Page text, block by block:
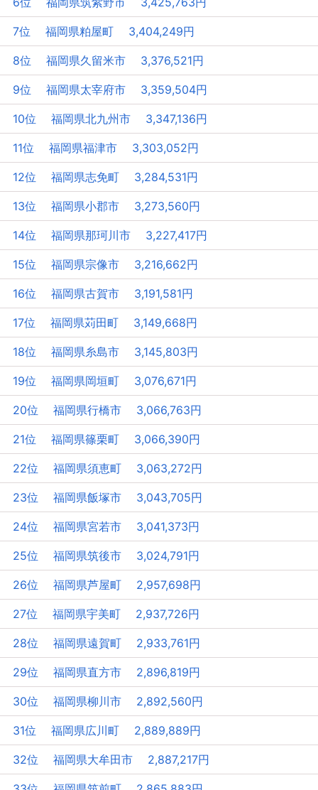
7位 福岡県粕屋町 3,404,249円
8位 福岡県久留米市 3,376,521円
9位 福岡県太宰府市 3,359,504円
10位 福岡県北九州市 3,347,136円
11位 福岡県福津市 3,303,052円
12位 福岡県志免町 3,284,531円
13位 福岡県小郡市 3,273,560円
14位 福岡県那珂川市 3,227,417円
15位 福岡県宗像市 3,216,662円
16位 福岡県古賀市 3,191,581円
17位 福岡県苅田町 3,149,668円
18位 福岡県糸島市 3,145,803円
19位 福岡県岡垣町 3,076,671円
20位 福岡県行橋市 3,066,763円
21位 福岡県篠栗町 3,066,390円
22位 福岡県須恵町 3,063,272円
23位 福岡県飯塚市 3,043,705円
24位 福岡県宮若市 3,041,373円
25位 福岡県筑後市 3,024,791円
26位 福岡県芦屋町 2,957,698円
27位 福岡県宇美町 2,937,726円
28位 福岡県遠賀町 2,933,761円
29位 福岡県直方市 2,896,819円
30位 福岡県柳川市 2,892,560円
31位 福岡県広川町 2,889,889円
32位 福岡県大牟田市 2,887,217円